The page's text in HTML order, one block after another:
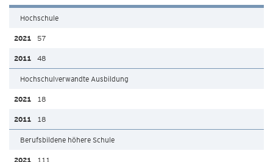
Hochschule
57
48
Hochschulverwandte Ausbildung
18
18
Berufsbildene höhere Schule
111